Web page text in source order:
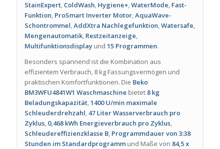
StainExpert, ColdWash, Hygiene+,WaterMode, Fast-
Funktion, ProSmart Inverter Motor,AquaWave-
Schontrommel,AddXtra Nachlegefunktion,Watersafe,
Mengenautomatik, Restzeitanzeige,
Multifunktionsdisplayund 15 Programmen.
Besonders spannend ist die Kombination aus
effizientem Verbrauch, 8 kg Fassungsvermögen und
praktischen Komfortfunktionen. Die Beko
BM3WFU4841W1 Waschmaschine bietet 8 kg
Beladungskapazität,1400 U/min maximale
Schleuderdrehzahl, 47 Liter Wasserverbrauch pro
Zyklus, 0,468 kWh Energieverbrauch pro Zyklus,
Schleudereffizienzklasse B, Programmdauer von 3:38
Stunden im Standardprogrammund Maße von 84,5 x